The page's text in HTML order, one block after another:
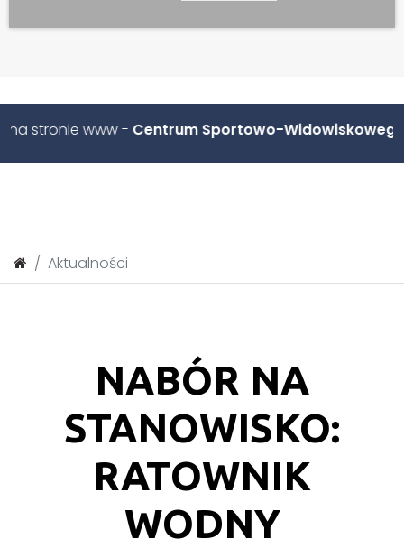
www -Centrum Sportowo-Widowiskowego w
Aktualności
NABÓR NA
STANOWISKO:
RATOWNIK
WODNY